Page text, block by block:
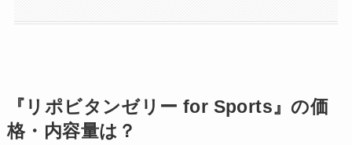
『リポビタンゼリー for Sports』の価
格・内容量は？